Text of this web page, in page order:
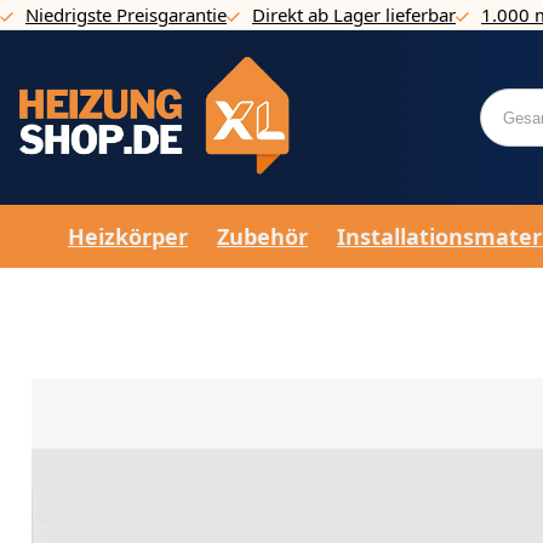
Direkt zum Inhalt
Niedrigste Preisgarantie Direkt ab Lager lieferbar 1.000
Heizkörper Zubehör